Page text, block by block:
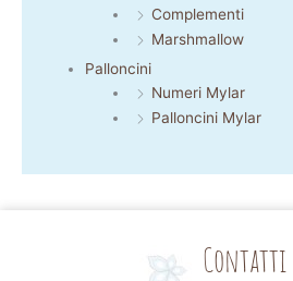
Complementi
Marshmallow
Palloncini
Numeri Mylar
Palloncini Mylar
Contatti